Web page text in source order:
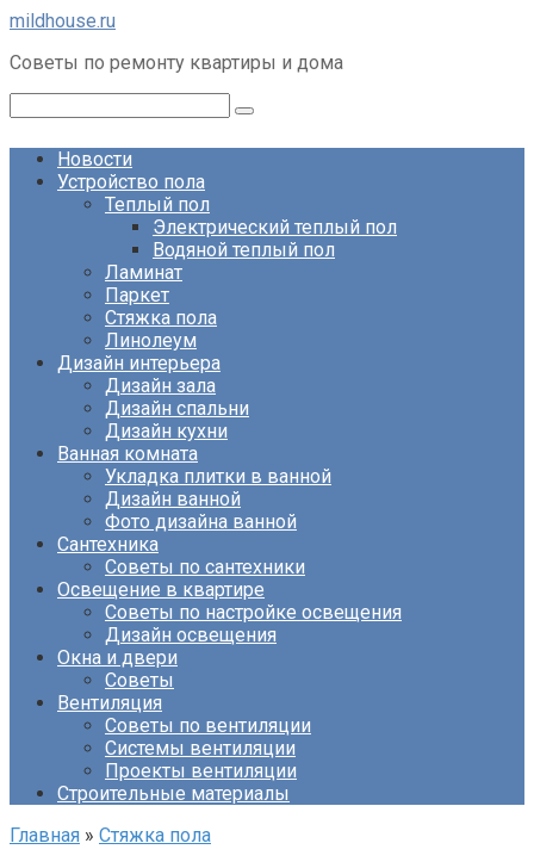
Перейти
контенту
mildhouse.ru
Советы по ремонту квартиры и дома
Новости
Устройство пола
Теплый пол
Электрический теплый пол
Водяной теплый пол
Ламинат
Паркет
Стяжка пола
Линолеум
Дизайн интерьера
Дизайн зала
Дизайн спальни
Дизайн кухни
Ванная комната
Укладка плитки в ванной
Дизайн ванной
Фото дизайна ванной
Сантехника
Советы по сантехники
Освещение в квартире
Советы по настройке освещения
Дизайн освещения
Окна и двери
Советы
Вентиляция
Советы по вентиляции
Системы вентиляции
Проекты вентиляции
Строительные материалы
Главная » Стяжка пола